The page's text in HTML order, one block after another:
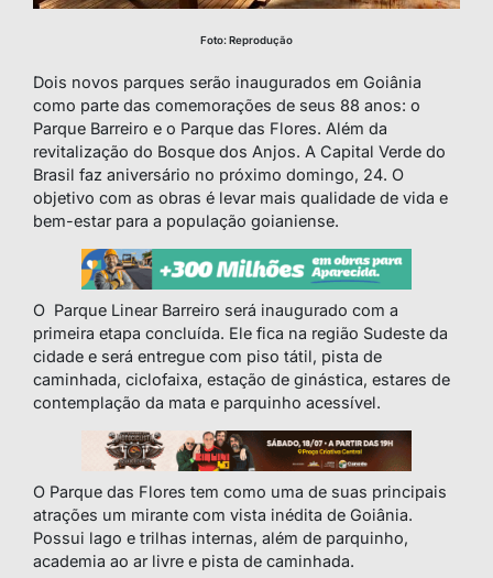
Foto: Reprodução
Dois novos parques serão inaugurados em Goiânia
como parte das comemorações de seus 88 anos: o
Parque Barreiro e o Parque das Flores. Além da
revitalização do Bosque dos Anjos. A Capital Verde do
Brasil faz aniversário no próximo domingo, 24. O
objetivo com as obras é levar mais qualidade de vida e
bem-estar para a população goianiense.
O Parque Linear Barreiro será inaugurado com a
primeira etapa concluída. Ele fica na região Sudeste da
cidade e será entregue com piso tátil, pista de
caminhada, ciclofaixa, estação de ginástica, estares de
contemplação da mata e parquinho acessível.
O Parque das Flores tem como uma de suas principais
atrações um mirante com vista inédita de Goiânia.
Possui lago e trilhas internas, além de parquinho,
academia ao ar livre e pista de caminhada.